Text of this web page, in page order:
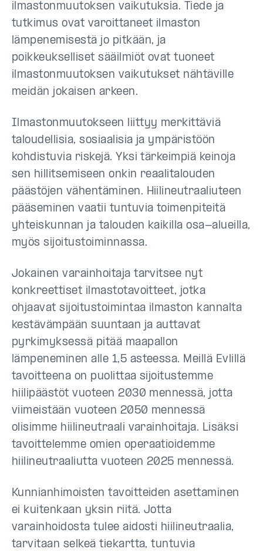
ilmastonmuutoksen vaikutuksia. Tiede ja
tutkimus ovat varoittaneet ilmaston
lämpenemisestä jo pitkään, ja
poikkeukselliset sääilmiöt ovat tuoneet
ilmastonmuutoksen vaikutukset nähtäville
meidän jokaisen arkeen.
Ilmastonmuutokseen liittyy merkittäviä
taloudellisia, sosiaalisia ja ympäristöön
kohdistuvia riskejä. Yksi tärkeimpiä keinoja
sen hillitsemiseen onkin reaalitalouden
päästöjen vähentäminen. Hiilineutraaliuteen
pääseminen vaatii tuntuvia toimenpiteitä
yhteiskunnan ja talouden kaikilla osa-alueilla,
myös sijoitustoiminnassa.
Jokainen varainhoitaja tarvitsee nyt
konkreettiset ilmastotavoitteet, jotka
ohjaavat sijoitustoimintaa ilmaston kannalta
kestävämpään suuntaan ja auttavat
pyrkimyksessä pitää maapallon
lämpeneminen alle 1,5 asteessa. Meillä Evlillä
tavoitteena on puolittaa sijoitustemme
hiilipäästöt vuoteen 2030 mennessä, jotta
viimeistään vuoteen 2050 mennessä
olisimme hiilineutraali varainhoitaja. Lisäksi
tavoittelemme omien operaatioidemme
hiilineutraaliutta vuoteen 2025 mennessä.
Kunnianhimoisten tavoitteiden asettaminen
ei kuitenkaan yksin riitä. Jotta
varainhoidosta tulee aidosti hiilineutraalia,
tarvitaan selkeä tiekartta, tuntuvia